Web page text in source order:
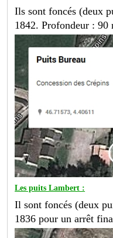
Ils sont foncés (deux
1842. Profondeur : 90
Les puits Lambert :
Il sont foncés (deux
1836 pour un arrêt